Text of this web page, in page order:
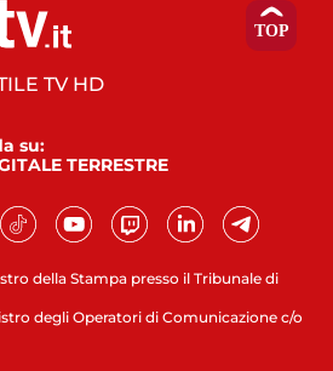
della Stampa presso il Tribunale di
degli Operatori di Comunicazione c/o
TV HD
su:
TERRESTRE